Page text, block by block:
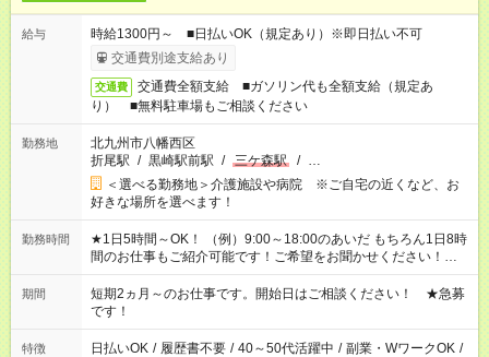
給与
時給1300円～ ■日払いOK（規定あり）※即日払い不可
交通費別途支給あり
交通費
交通費全額支給 ■ガソリン代も全額支給（規定あ
り） ■無料駐車場もご相談ください
勤務地
北九州市八幡西区
折尾駅 / 黒崎駅前駅 / 三ケ森駅 / …
＜選べる勤務地＞介護施設や病院 ※ご自宅の近くなど、お
好きな場所を選べます！
勤務時間
★1日5時間～OK！ （例）9:00～18:00のあいだ もちろん1日8時
間のお仕事もご紹介可能です！ご希望をお聞かせください！★家
庭の都合でお休みが必要な場合も遠慮なくご相談ください。 ※
週最低15時間以上の勤務が必要です
期間
短期2ヵ月～のお仕事です。開始日はご相談ください！ ★急募
です！
特徴 日払いOK / 履歴書不要 / 40～50代活躍中 / 副業・WワークOK /